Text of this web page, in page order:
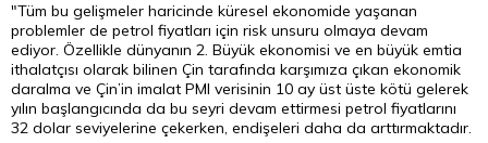
"Tüm bu gelişmeler haricinde küresel ekonomide yaşanan
problemler de petrol fiyatları için risk unsuru olmaya devam
ediyor. Özellikle dünyanın 2. Büyük ekonomisi ve en büyük emtia
ithalatçısı olarak bilinen Çin tarafında karşımıza çıkan ekonomik
daralma ve Çin’in imalat PMI verisinin 10 ay üst üste kötü gelerek
yılın başlangıcında da bu seyri devam ettirmesi petrol fiyatlarını
32 dolar seviyelerine çekerken, endişeleri daha da arttırmaktadır.